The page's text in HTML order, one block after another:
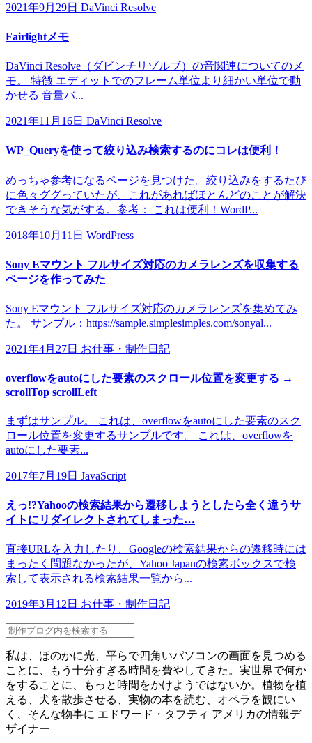
2021年9月29日 DaVinci Resolve
Fairlightメモ
DaVinci Resolve（ダビンチリゾルブ）の音関連についてのメ
モ。 特徴 エディットでのフレーム単位より細かい単位で動
かせる 音量バ...
2021年11月16日 DaVinci Resolve
WP_Queryを使って絞り込み検索するのにコレは便利！
めっちゃ参考になるページを見つけた。絞り込みをするたび
に色々ググっていたが、これがあればほとんどのことが解決
できそうな気がする。参考： これは便利！WordP...
2018年10月11日 WordPress
Sony Eマウント フルサイズ対応のカメラレンズを収集する
ページを作ってみた
Sony Eマウント フルサイズ対応のカメラレンズを集めてみ
た。 サンプル：https://sample.simplesimples.com/sonyal...
2021年4月27日 お仕事・制作日記
overflowをautoにした要素のスクロール位置を変更する →
scrollTop scrollLeft
まずはサンプル。 これは、overflowをautoにした要素のスク
ロール位置を変更するサンプルです。 これは、overflowを
autoにした要素...
2017年7月19日 JavaScript
えっ!?Yahooの検索結果から遷移しようとしたら全く違うサ
イトにリダイレクトされてしまった…
直接URLを入力したり、Googleの検索結果からの遷移時には
まったく問題なかったが、Yahoo Japanの検索ボックスで検
索して表示される検索結果一覧から...
2019年3月12日 お仕事・制作日記
私は、ほのかに光、平らで四角いパソコンの画面を見つめる
ことに、もう十分すぎる時間を費やしてきた。実世界で何か
をすることに、もっと時間をかけようではないか。植物を植
える、犬を散歩させる、実物の本を読む、オペラを観にい
く、そんな物事に エドワード・タフティ アメリカの情報デ
ザイナー